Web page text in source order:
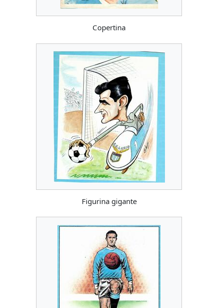
Copertina
Figurina gigante